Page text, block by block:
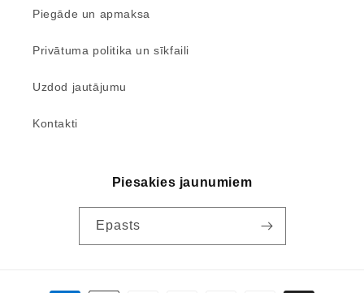
Piegāde un apmaksa
Privātuma politika un sīkfaili
Uzdod jautājumu
Kontakti
Piesakies jaunumiem
Epasts